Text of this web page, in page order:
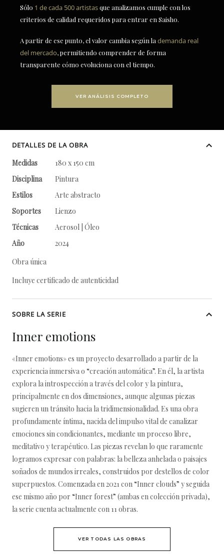
Sólo 1 de cada 500 artistasque analizamos cumple con los
criterios de calidad requeridos para entrar en Saisho.
A partir de ese punto, el valor cambia según la demanda real
del mercado, permitiendo comprender de forma
transparente cómo evoluciona con el tiempo.
VER ANÁLISIS COMPLETO
DETALLES DE LA OBRA
Medidas
180 x 150 cm
Disciplina
Pintura
Estilos
Arte abstracto
Soportes
Lienzo
Técnicas
Aerosol | Óleo
Año
2024
Obra única
Incluye certificado de autenticidad
SOBRE LA SERIE
Inner emotions
«Inner emotions» es un proyecto desarrollado a partir de la
experiencia inmersiva o “creación automática”. En él, la artista
explora la introspección a través del color y la pintura,
principalmente en dos dimensiones, aunque algunas piezas
sugieren un tránsito hacia la tridimensionalidad. Es una obra
profundamente íntima, nacida del impulso vital de canalizar
emociones sin condicionantes, mediante un proceso libre,
meditativo y terapéutico. Las piezas revelan lo que raramente
logramos expresar con palabras: la belleza anhelada o paisajes
soñados de mundos irreales, construidos por destellos de color
superpuestos. Comenzada en 2021 con “Inner clouds” y seguida
ese mismo año por “Inner forest” (ambas en colección privada),
la serie cuenta actualmente con 11 obras.
VER TODAS LAS OBRAS